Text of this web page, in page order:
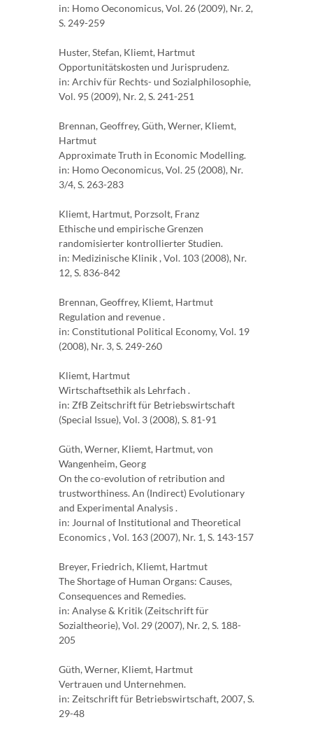
in: Homo Oeconomicus, Vol. 26 (2009), Nr. 2,
S. 249-259
Huster, Stefan, Kliemt, Hartmut
Opportunitätskosten und Jurisprudenz.
in: Archiv für Rechts- und Sozialphilosophie,
Vol. 95 (2009), Nr. 2, S. 241-251
Brennan, Geoffrey, Güth, Werner, Kliemt,
Hartmut
Approximate Truth in Economic Modelling.
in: Homo Oeconomicus, Vol. 25 (2008), Nr.
3/4, S. 263-283
Kliemt, Hartmut, Porzsolt, Franz
Ethische und empirische Grenzen
randomisierter kontrollierter Studien.
in: Medizinische Klinik , Vol. 103 (2008), Nr.
12, S. 836-842
Brennan, Geoffrey, Kliemt, Hartmut
Regulation and revenue .
in: Constitutional Political Economy, Vol. 19
(2008), Nr. 3, S. 249-260
Kliemt, Hartmut
Wirtschaftsethik als Lehrfach .
in: ZfB Zeitschrift für Betriebswirtschaft
(Special Issue), Vol. 3 (2008), S. 81-91
Güth, Werner, Kliemt, Hartmut, von
Wangenheim, Georg
On the co-evolution of retribution and
trustworthiness. An (Indirect) Evolutionary
and Experimental Analysis .
in: Journal of Institutional and Theoretical
Economics , Vol. 163 (2007), Nr. 1, S. 143-157
Breyer, Friedrich, Kliemt, Hartmut
The Shortage of Human Organs: Causes,
Consequences and Remedies.
in: Analyse & Kritik (Zeitschrift für
Sozialtheorie), Vol. 29 (2007), Nr. 2, S. 188-
205
Güth, Werner, Kliemt, Hartmut
Vertrauen und Unternehmen.
in: Zeitschrift für Betriebswirtschaft, 2007, S.
29-48